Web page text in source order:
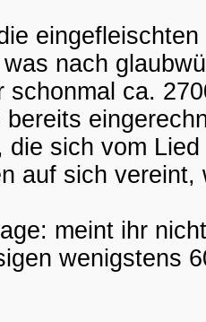
nach
schonmal ca.
die sich vom
auf sich vereint,
meint ihr
wenigstens